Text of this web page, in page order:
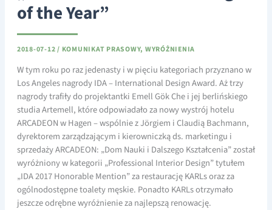
of the Year”
2018-07-12/ KOMUNIKAT PRASOWY, WYRÓŻNIENIA
W tym roku po raz jedenasty i w pięciu kategoriach przyznano w
Los Angeles nagrody IDA – International Design Award. Aż trzy
nagrody trafiły do projektantki Emell Gök Che i jej berlińskiego
studia Artemell, które odpowiadało za nowy wystrój hotelu
ARCADEON w Hagen – wspólnie z Jörgiem i Claudią Bachmann,
dyrektorem zarządzającym i kierowniczką ds. marketingu i
sprzedaży ARCADEON: „Dom Nauki i Dalszego Kształcenia” został
wyróżniony w kategorii „Professional Interior Design” tytułem
„IDA 2017 Honorable Mention” za restaurację KARLs oraz za
ogólnodostępne toalety męskie. Ponadto KARLs otrzymało
jeszcze odrębne wyróżnienie za najlepszą renowację.